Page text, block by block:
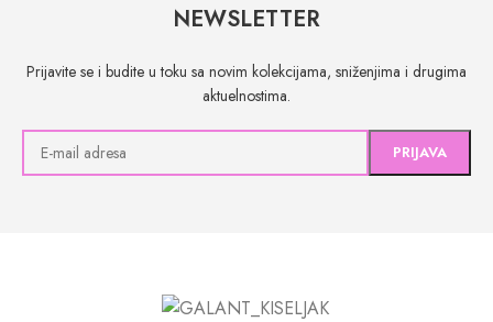
NEWSLETTER
Prijavite se i budite u toku sa novim kolekcijama, sniženjima i drugima
aktuelnostima.